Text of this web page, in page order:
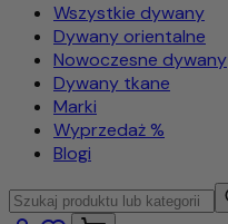
Wszystkie dywany
Dywany orientalne
Nowoczesne dywany
Dywany tkane
Marki
Wyprzedaż %
Blogi